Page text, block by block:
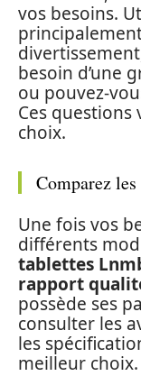
vos besoins.
besoin d’une
ou pouvez-
Ces
choix.
Comparez
Une fois vos
différents
tablettes
rapport
possède ses
consulter les
les
meilleur choix.